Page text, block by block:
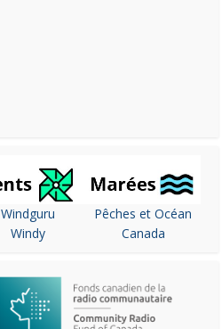
Windguru
Windy
Pêches et Océan
Canada